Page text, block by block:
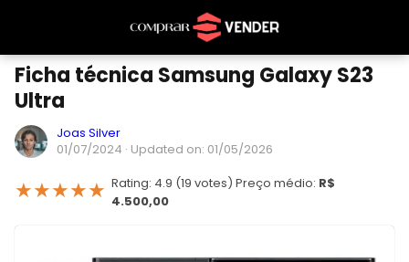
Ficha técnica Samsung Galaxy S23
Ultra
Joas Silver
01/07/2024 · Updated on: 01/05/2026
★★★★★ Rating: 4.9 (19 votes) Preço médio: R$
4.500,00